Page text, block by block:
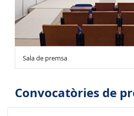
Sala de premsa
Convocatòries de